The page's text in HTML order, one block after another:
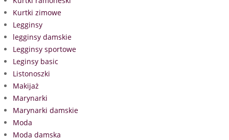
Kurtki zimowe
Legginsy
legginsy damskie
Legginsy sportowe
Leginsy basic
Listonoszki
Makijaż
Marynarki
Marynarki damskie
Moda
Moda damska